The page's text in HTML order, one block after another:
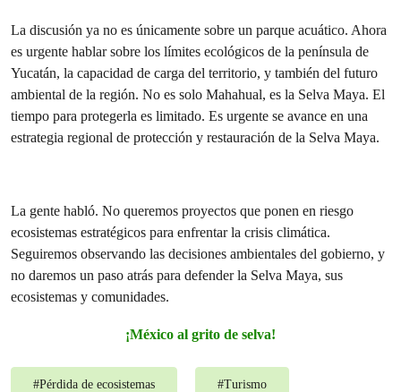
La discusión ya no es únicamente sobre un parque acuático. Ahora
es urgente hablar sobre los límites ecológicos de la península de
Yucatán, la capacidad de carga del territorio, y también del futuro
ambiental de la región. No es solo Mahahual, es la Selva Maya. El
tiempo para protegerla es limitado. Es urgente se avance en una
estrategia regional de protección y restauración de la Selva Maya.
La gente habló. No queremos proyectos que ponen en riesgo
ecosistemas estratégicos para enfrentar la crisis climática.
Seguiremos observando las decisiones ambientales del gobierno, y
no daremos un paso atrás para defender la Selva Maya, sus
ecosistemas y comunidades.
¡México al grito de selva!
#Pérdida de ecosistemas #Turismo